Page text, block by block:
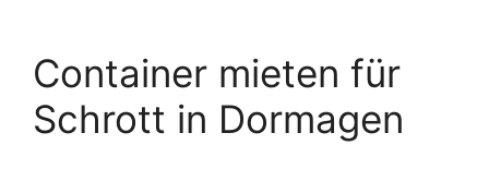
Container mieten für
Schrott in Dormagen